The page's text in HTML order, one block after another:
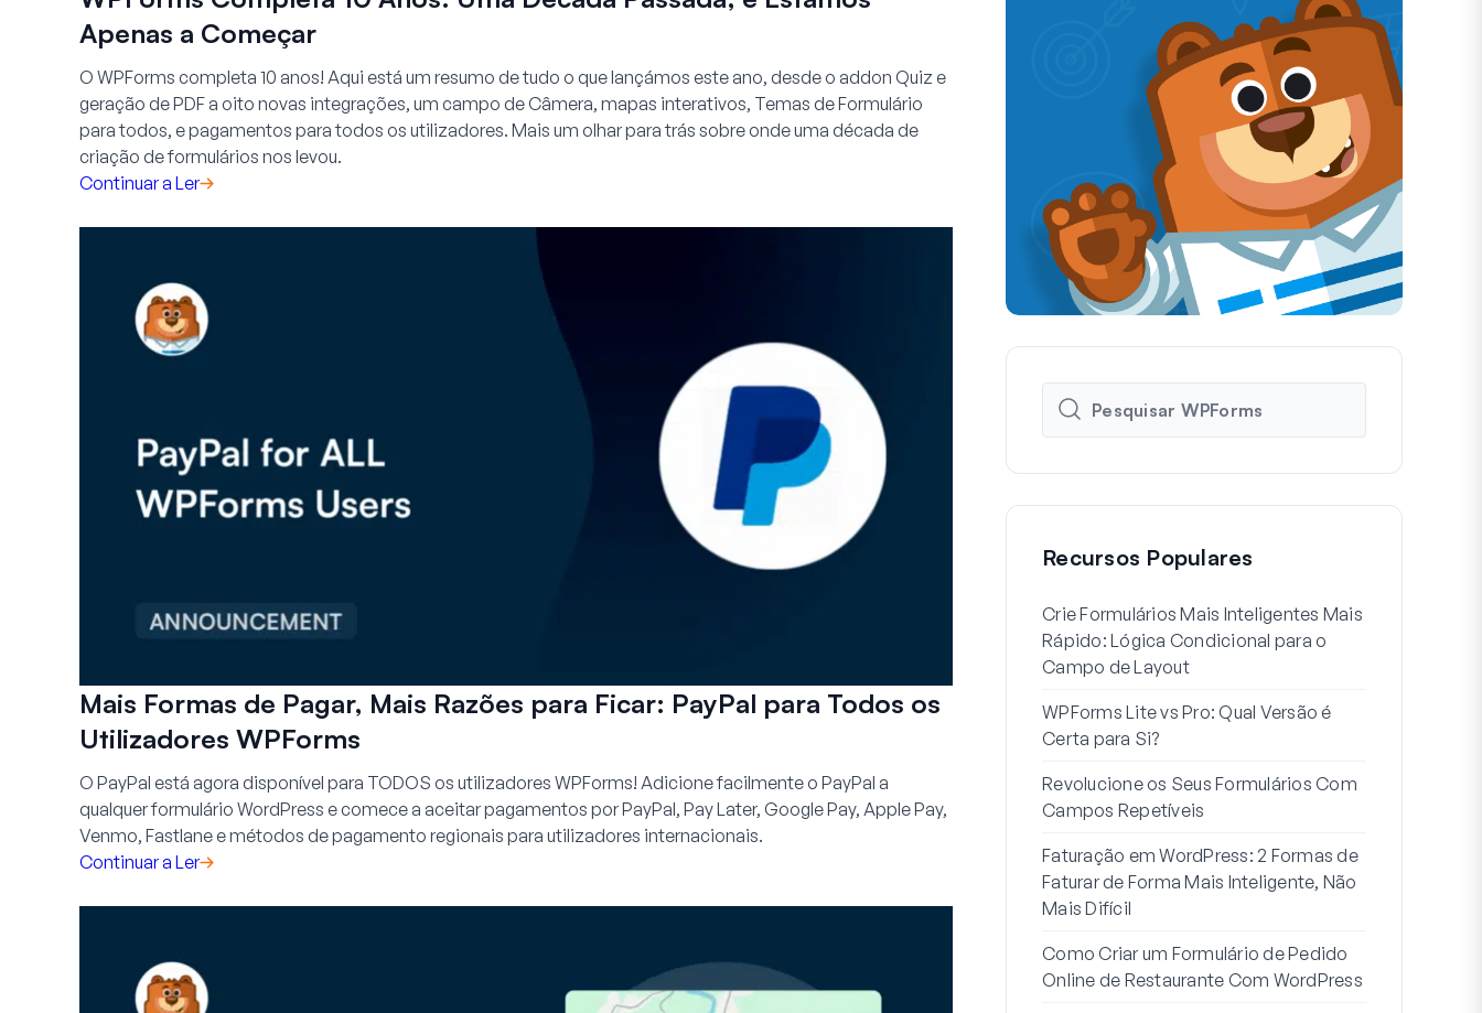
Apenas a Começar
O WPForms completa 10 anos! Aqui está um resumo de tudo o que lançámos este ano, desde o addon Quiz e
geração de PDF a oito novas integrações, um campo de Câmera, mapas interativos, Temas de Formulário
para todos, e pagamentos para todos os utilizadores. Mais um olhar para trás sobre onde uma década de
criação de formulários nos levou.
Continuar a Ler
Mais Formas de Pagar, Mais Razões para Ficar: PayPal para Todos os
Utilizadores WPForms
O PayPal está agora disponível para TODOS os utilizadores WPForms! Adicione facilmente o PayPal a
qualquer formulário WordPress e comece a aceitar pagamentos por PayPal, Pay Later, Google Pay, Apple Pay,
Venmo, Fastlane e métodos de pagamento regionais para utilizadores internacionais.
Continuar a Ler
Recursos Populares
Crie Formulários Mais Inteligentes Mais
Rápido: Lógica Condicional para o
Campo de Layout
WPForms Lite vs Pro: Qual Versão é
Certa para Si?
Revolucione os Seus Formulários Com
Campos Repetíveis
Faturação em WordPress: 2 Formas de
Faturar de Forma Mais Inteligente, Não
Mais Difícil
Como Criar um Formulário de Pedido
Online de Restaurante Com WordPress